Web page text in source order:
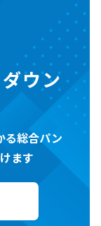
ウン
る総合パン
ます